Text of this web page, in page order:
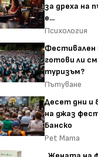
за дреха на
е...
Психология
Фестивален
готови ли
туризъм?
Пътуване
Десет дни и
на джаз
Банско
Pet Mama